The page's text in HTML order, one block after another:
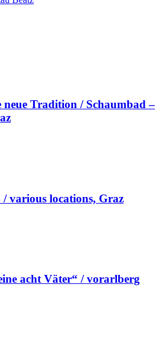
neue Tradition / Schaumbad –
various locations, Graz
acht Väter“ / vorarlberg